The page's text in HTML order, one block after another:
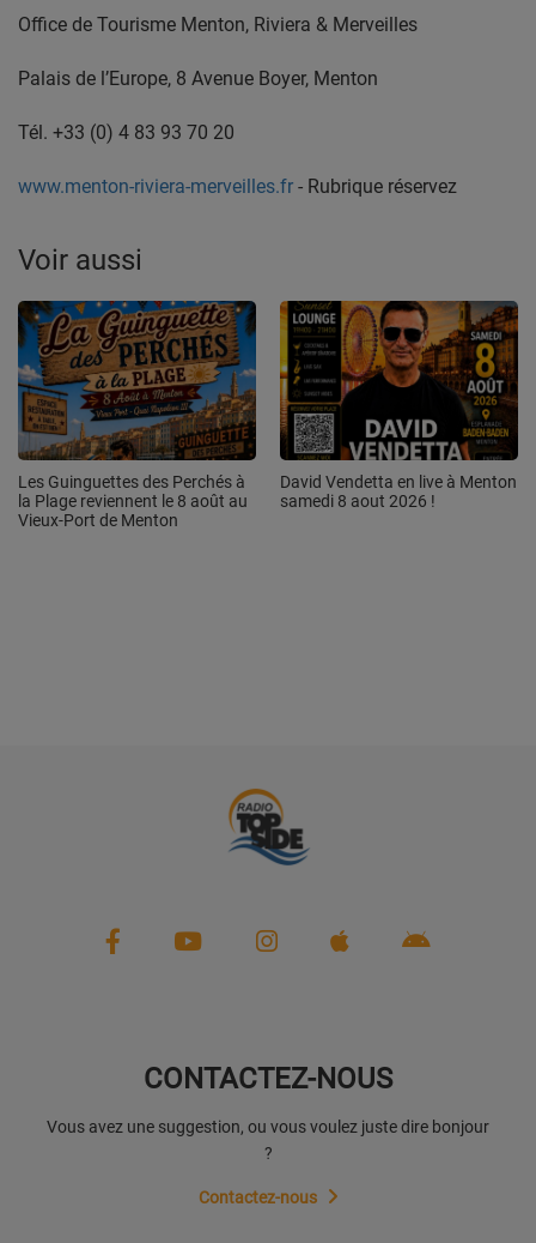
Office de Tourisme Menton, Riviera & Merveilles
Palais de l’Europe, 8 Avenue Boyer, Menton
Tél. +33 (0) 4 83 93 70 20
www.menton-riviera-merveilles.fr - Rubrique réservez
Voir aussi
Les Guinguettes des Perchés à
la Plage reviennent le 8 août au
Vieux-Port de Menton
David Vendetta en live à Menton
samedi 8 aout 2026 !
CONTACTEZ-NOUS
Vous avez une suggestion, ou vous voulez juste dire bonjour
?
Contactez-nous